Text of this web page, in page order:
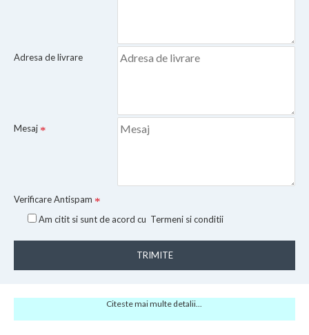
Adresa de livrare
Mesaj
Verificare Antispam
Am citit si sunt de acord cu Termeni si conditii
TRIMITE
Citeste mai multe detalii...